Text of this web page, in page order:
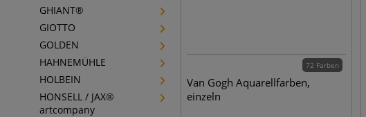
GHIANT®
GIOTTO
GOLDEN
HAHNEMÜHLE
HOLBEIN
HONSELL / JAX®
artcompany
72 Farben
Van Gogh Aquarellfarben,
einzeln